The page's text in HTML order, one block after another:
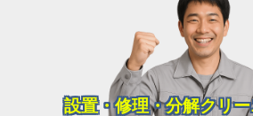
設置・修理・分解クリ